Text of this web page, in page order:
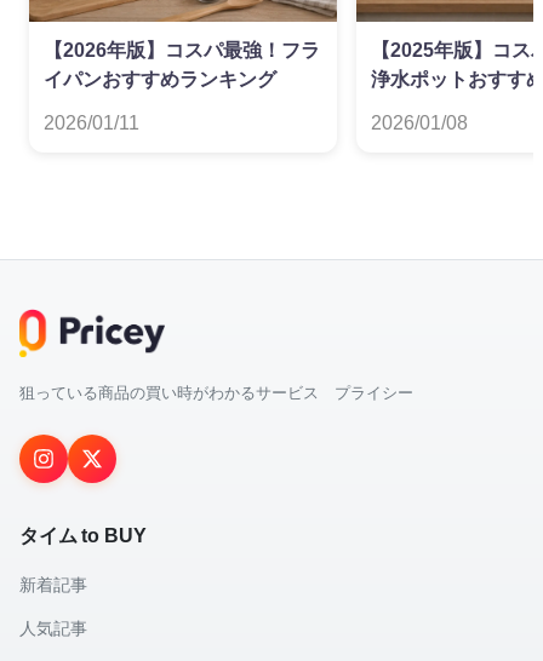
【2026年版】コスパ最強！フラ
イパンおすすめランキング
2026/01/11
【2025年版】コス
浄水ポットおすす
2026/01/08
狙っている商品の買い時がわかるサービス プライシー
タイム to BUY
新着記事
人気記事